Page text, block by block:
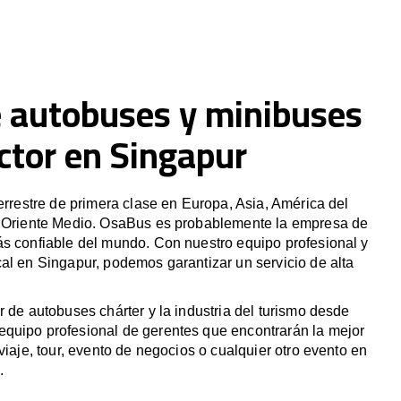
y minibuses
en Singapur
de primera clase en Europa, Asia, América del
Medio. OsaBus es probablemente la empresa de
confiable del mundo. Con nuestro equipo profesional y
en Singapur, podemos garantizar un servicio de alta
de autobuses chárter y la industria del turismo desde
profesional de gerentes que encontrarán la mejor
tour, evento de negocios o cualquier otro evento en